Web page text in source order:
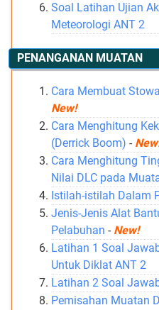
Soal Latihan Ujian
Meteorologi ANT 2
PENANGANAN MUATAN
Cara Membuat
New!
Cara Menghitung
(Derrick Boom) -
Cara Menghitung
Nilai DLC pada
Istilah-istilah Dalam
Jenis-Jenis Alat
Pelabuhan - New!
Latihan 1 Soal
Untuk Diklat ANT 2
Latihan 2 Soal
Pemisahan Muatan